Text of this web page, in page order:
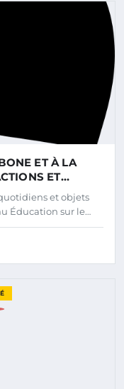
ET À LA
ET
et objets
Éducation sur le…